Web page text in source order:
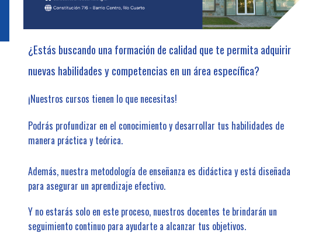
¿Estás buscando una formación de calidad que te permita adquirir
nuevas habilidades y competencias en un área específica?
¡Nuestros cursos tienen lo que necesitas!
Podrás profundizar en el conocimiento y desarrollar tus habilidades de
manera práctica y teórica.
Además, nuestra metodología de enseñanza es didáctica y está diseñada
para asegurar un aprendizaje efectivo.
Y no estarás solo en este proceso, nuestros docentes te brindarán un
seguimiento continuo para ayudarte a alcanzar tus objetivos.